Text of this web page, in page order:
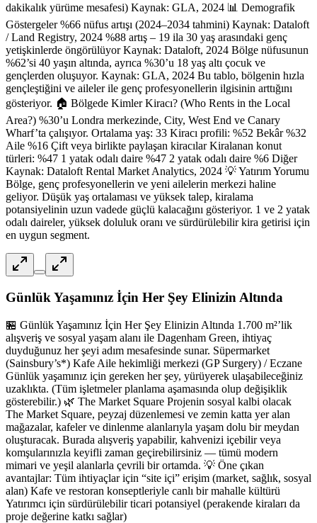
dakikalık yürüme mesafesi) Kaynak: GLA, 2024 📊 Demografik
Göstergeler %66 nüfus artışı (2024–2034 tahmini) Kaynak: Dataloft
/ Land Registry, 2024 %88 artış – 19 ila 30 yaş arasındaki genç
yetişkinlerde öngörülüyor Kaynak: Dataloft, 2024 Bölge nüfusunun
%62’si 40 yaşın altında, ayrıca %30’u 18 yaş altı çocuk ve
gençlerden oluşuyor. Kaynak: GLA, 2024 Bu tablo, bölgenin hızla
gençleştiğini ve aileler ile genç profesyonellerin ilgisinin arttığını
gösteriyor. 🏠 Bölgede Kimler Kiracı? (Who Rents in the Local
Area?) %30’u Londra merkezinde, City, West End ve Canary
Wharf’ta çalışıyor. Ortalama yaş: 33 Kiracı profili: %52 Bekâr %32
Aile %16 Çift veya birlikte paylaşan kiracılar Kiralanan konut
türleri: %47 1 yatak odalı daire %47 2 yatak odalı daire %6 Diğer
Kaynak: Dataloft Rental Market Analytics, 2024 💡 Yatırım Yorumu
Bölge, genç profesyonellerin ve yeni ailelerin merkezi haline
geliyor. Düşük yaş ortalaması ve yüksek talep, kiralama
potansiyelinin uzun vadede güçlü kalacağını gösteriyor. 1 ve 2 yatak
odalı daireler, yüksek doluluk oranı ve sürdürülebilir kira getirisi için
en uygun segment.
Günlük Yaşamınız İçin Her Şey Elinizin Altında
🏪 Günlük Yaşamınız İçin Her Şey Elinizin Altında 1.700 m²’lik
alışveriş ve sosyal yaşam alanı ile Dagenham Green, ihtiyaç
duyduğunuz her şeyi adım mesafesinde sunar. Süpermarket
(Sainsbury’s*) Kafe Aile hekimliği merkezi (GP Surgery) / Eczane
Günlük yaşamınız için gereken her şey, yürüyerek ulaşabileceğiniz
uzaklıkta. (Tüm işletmeler planlama aşamasında olup değişiklik
gösterebilir.) 🌿 The Market Square Projenin sosyal kalbi olacak
The Market Square, peyzaj düzenlemesi ve zemin katta yer alan
mağazalar, kafeler ve dinlenme alanlarıyla yaşam dolu bir meydan
oluşturacak. Burada alışveriş yapabilir, kahvenizi içebilir veya
komşularınızla keyifli zaman geçirebilirsiniz — tümü modern
mimari ve yeşil alanlarla çevrili bir ortamda. 💡 Öne çıkan
avantajlar: Tüm ihtiyaçlar için “site içi” erişim (market, sağlık, sosyal
alan) Kafe ve restoran konseptleriyle canlı bir mahalle kültürü
Yatırımcı için sürdürülebilir ticari potansiyel (perakende kiraları da
proje değerine katkı sağlar)